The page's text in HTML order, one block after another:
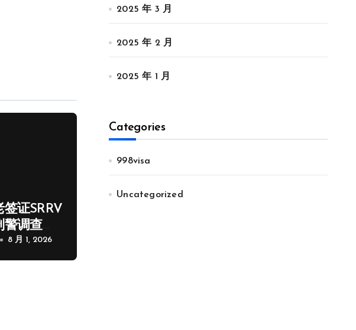
证SRRV
警调查
8 月 1, 2026
2025 年 3 月
2025 年 2 月
2025 年 1 月
Categories
998visa
Uncategorized